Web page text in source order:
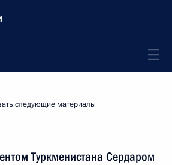
следующие материалы
Туркменистана Сердаром